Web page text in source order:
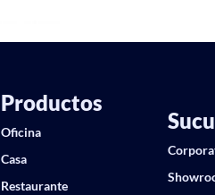
Productos
Oficina
Casa
Restaurante